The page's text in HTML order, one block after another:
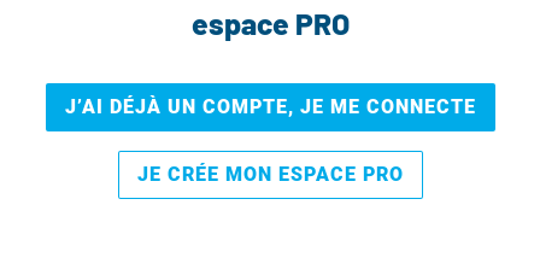
espace PRO
J’AI DÉJÀ UN COMPTE, JE ME CONNECTE
JE CRÉE MON ESPACE PRO